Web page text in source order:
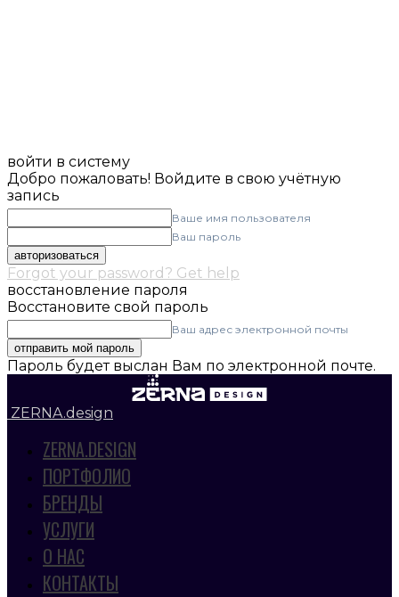
войти в систему
Добро пожаловать! Войдите в свою учётную
запись
Ваше имя пользователя
Ваш пароль
Forgot your password? Get help
восстановление пароля
Восстановите свой пароль
Ваш адрес электронной почты
Пароль будет выслан Вам по электронной почте.
ZERNA.design
ZERNA.DESIGN
ПОРТФОЛИО
БРЕНДЫ
УСЛУГИ
О НАС
КОНТАКТЫ